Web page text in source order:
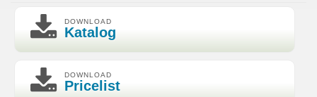
DOWNLOAD
Katalog
DOWNLOAD
Pricelist